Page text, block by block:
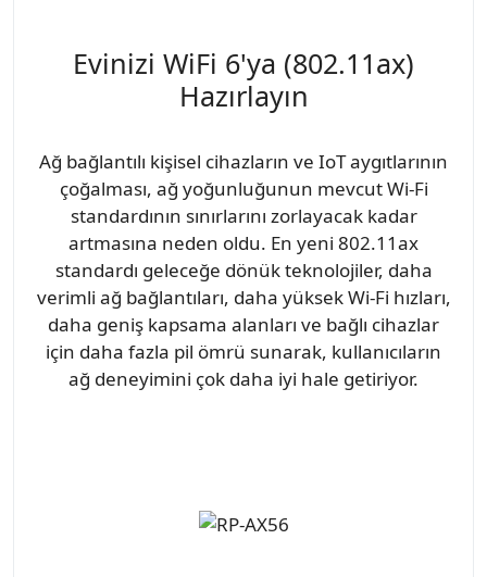
Evinizi WiFi 6'ya (802.11ax)
Hazırlayın
Ağ bağlantılı kişisel cihazların ve IoT aygıtlarının
çoğalması, ağ yoğunluğunun mevcut Wi-Fi
standardının sınırlarını zorlayacak kadar
artmasına neden oldu. En yeni 802.11ax
standardı geleceğe dönük teknolojiler, daha
verimli ağ bağlantıları, daha yüksek Wi-Fi hızları,
daha geniş kapsama alanları ve bağlı cihazlar
için daha fazla pil ömrü sunarak, kullanıcıların
ağ deneyimini çok daha iyi hale getiriyor.